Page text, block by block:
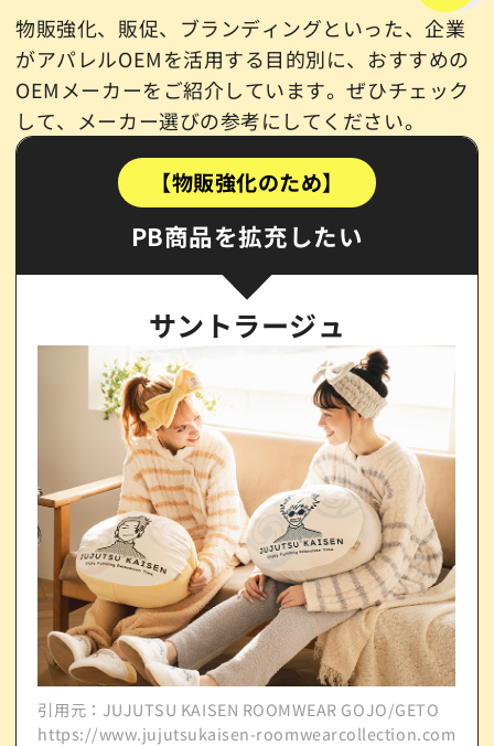
物販強化、販促、ブランディングといった、企業
がアパレルOEMを活用する目的別に、おすすめの
OEMメーカーをご紹介しています。ぜひチェック
して、メーカー選びの参考にしてください。
【物販強化のため】
PB商品を拡充したい
サントラージュ
引用元：JUJUTSU KAISEN ROOMWEAR GOJO/GETO
https://www.jujutsukaisen-roomwearcollection.com/